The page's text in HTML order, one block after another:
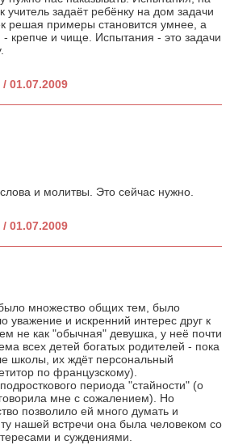
учитель задаёт ребёнку на дом задачи
решая примеры становится умнее, а
крепче и чище. Испытания - это задачи
01.07.2009
и молитвы. Это сейчас нужно.
01.07.2009
множество общих тем, было
уважение и искренний интерес друг к
не как "обычная" девушка, у неё почти
всех детей богатых родителей - пока
школы, их ждёт персональный
по французскому).
периода "стайности" (о
мне с сожалением). Но
позволило ей много думать и
нашей встречи она была человеком со
и суждениями.